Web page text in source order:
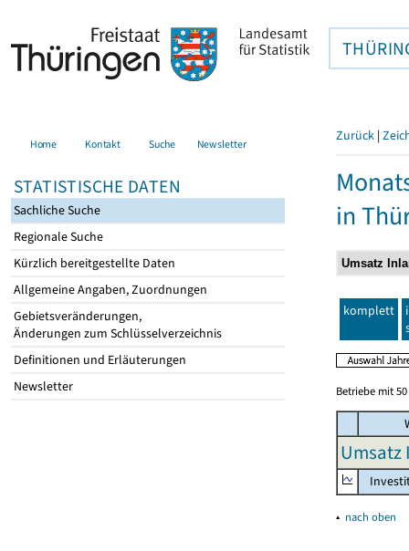
Home Kontakt Suche Newsletter
STATISTISCHE DATEN
Sachliche Suche
Regionale Suche
Kürzlich bereitgestellte Daten
Allgemeine Angaben, Zuordnungen
Gebietsveränderungen,
Änderungen zum Schlüsselverzeichnis
Definitionen und Erläuterungen
Newsletter
Zurück |
in
komplett
Betriebe mit
Umsatz
▴ nach oben